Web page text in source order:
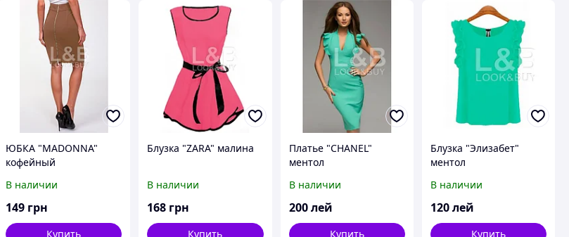
ЮБКА "MADONNA"
кофейный
В наличии
149 грн
Купить
Блузка "ZARA" малина
В наличии
168 грн
Купить
Платье "CHANEL"
ментол
В наличии
200 лей
Купить
Блузка "Элизабет"
ментол
В наличии
120лей
Купить